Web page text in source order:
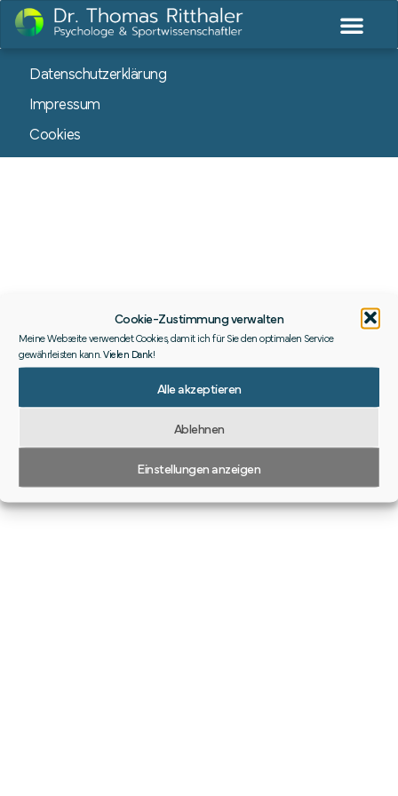
Cookie-Zustimmung verwalten
Meine Webseite verwendet Cookies, damit ich für Sie den optimalen Service
gewährleisten kann. Vielen Dank!
Alle akzeptieren
Ablehnen
Einstellungen anzeigen
Datenschutzerklärung
Impressum
Cookies